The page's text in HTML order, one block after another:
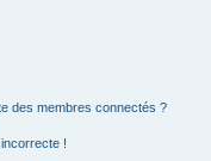
des membres connectés ?
!